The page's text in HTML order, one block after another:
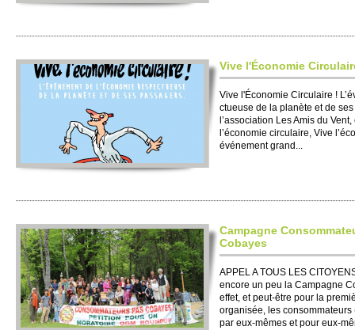
Vive l'Écono­mie
Vive l'Écono­mie Ci­rculaire !
ctueuse de la planète et de
l’asso­ci­ation Les Amis du
l’écono­mie ci­rculaire, Vive
événe­ment grand...
Campagne
Cobayes
APPEL A TOUS LES
encore un peu la Campagne
effet, et peut-être pour la
organisée, les conso­mmate­urs
par eux-mêmes et pour eux-